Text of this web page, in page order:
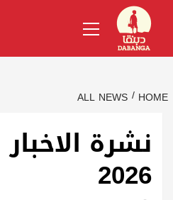
content
Menu
HOME
ALL NEWS
2026